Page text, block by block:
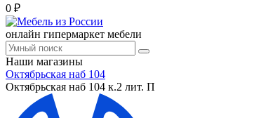
0 ₽
онлайн гипермаркет мебели
Наши магазины
Октябрьская наб 104
Октябрьская наб 104 к.2 лит. П